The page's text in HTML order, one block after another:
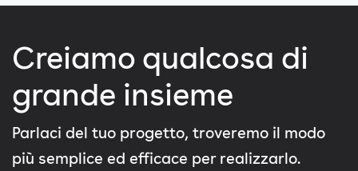
Creiamo qualcosa di
grande insieme
Parlaci del tuo progetto, troveremo il modo
più semplice ed efficace per realizzarlo.